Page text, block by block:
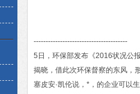
---------------------------------------
5日，环保部发布《2016状况公
揭晓，借此次环保督察的东风，
塞皮安·凯伦说，*，的企业可以